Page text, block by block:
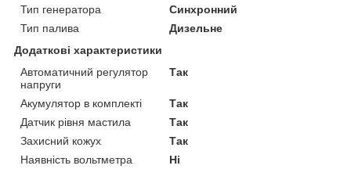
Тип генератора
Синхронний
Тип палива
Дизельне
Додаткові характеристики
Автоматичний регулятор
напруги
Так
Акумулятор в комплекті
Так
Датчик рівня мастила
Так
Захисний кожух
Так
Наявність вольтметра
Ні